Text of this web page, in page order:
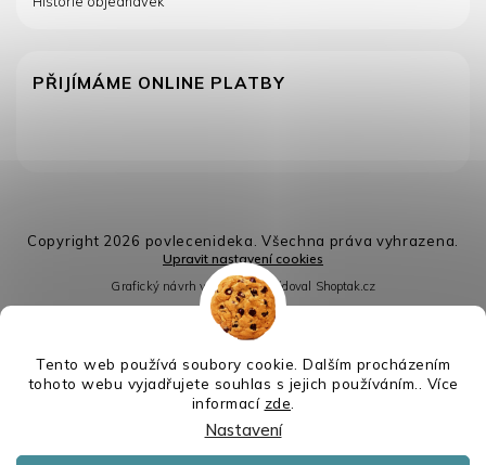
Tento web používá soubory cookie. Dalším procházením
tohoto webu vyjadřujete souhlas s jejich používáním.. Více
informací zde
Nastavení
PŘIJÍMÁME ONLINE PLATBY
Vytvořil Shoptet
Copyright 2026 povlecenideka. Všechna práva vyhrazena.
Upravit nastavení cookies
Grafický návrh vytvořil a nakódoval Shoptak.cz